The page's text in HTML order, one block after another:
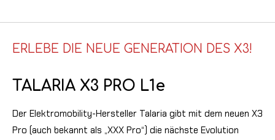
ERLEBE DIE NEUE GENERATION DES X3!
TALARIA X3 PRO L1e
Der Elektromobility-Hersteller Talaria gibt mit dem neuen X3
Pro (auch bekannt als „XXX Pro“) die nächste Evolution